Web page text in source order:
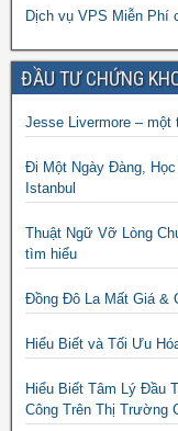
Dịch vụ VPS Miễn Phí
ĐẦU TƯ CHỨNG
Jesse Livermore – một
Đi Một Ngày Đàng,
Istanbul
Thuật Ngữ Vỡ Lòng
tìm hiểu
Đồng Đô La Mất Giá &
Hiểu Biết và Tối Ưu
Hiểu Biết Tâm Lý Đầu
Công Trên Thị Trường